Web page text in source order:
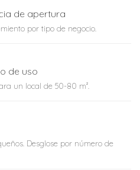
de apertura
por tipo de negocio.
de uso
un local de 50-80 m².
Desglose por número de